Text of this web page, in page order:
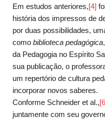
Em estudos anteriores,[4]
história dos impressos de
por duas possibilidades,
como biblioteca pedagógica,
da Pedagogia no Espírito
sua publicação, o
um repertório de cultura
incorporar novos saberes.
Conforme Schneider et al.,
juntamente com seu